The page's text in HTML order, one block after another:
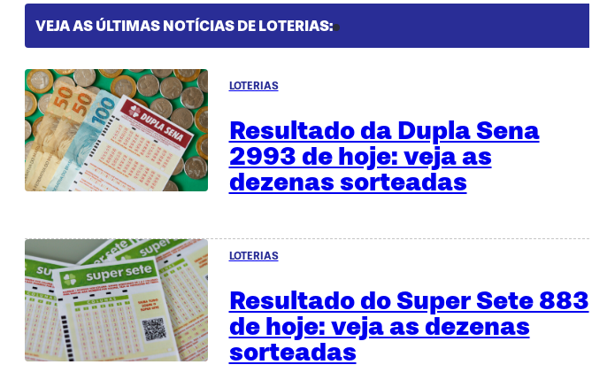
VEJA AS ÚLTIMAS NOTÍCIAS DE LOTERIAS:
LOTERIAS
Resultado da Dupla Sena
2993 de hoje: veja as
dezenas sorteadas
LOTERIAS
Resultado do Super Sete 883
de hoje: veja as dezenas
sorteadas